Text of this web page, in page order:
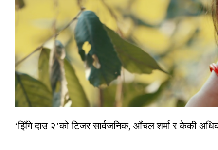
‘झिँगे दाउ २’को टिजर सार्वजनिक, आँचल शर्मा र केकी